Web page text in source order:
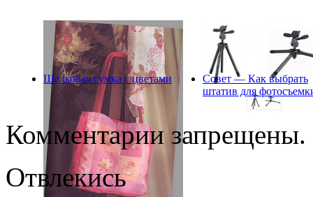
Шелковая сумка с цветами
Совет — Как выбрать
штатив для
Комментарии запрещены.
Отвлекись